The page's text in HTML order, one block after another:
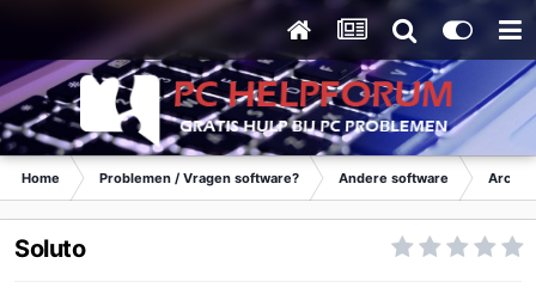
Home Problemen / Vragen software? Andere software
Soluto